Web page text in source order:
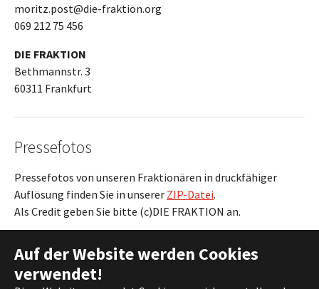
Auf der Website werden Cookies
verwendet!
moritz.post@die-fraktion.org
069 212 75 456
DIE FRAKTION
Bethmannstr. 3
60311 Frankfurt
Pressefotos
Pressefotos von unseren Fraktionären in druckfähiger
Auflösung finden Sie in unserer ZIP-Datei.
Als Credit geben Sie bitte (c)DIE FRAKTION an.